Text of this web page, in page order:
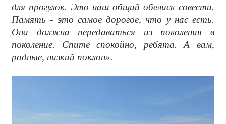
для прогулок. Это наш общий обелиск совести.
Память - это самое дорогое, что у нас есть.
Она должна передаваться из поколения в
поколение. Спите спокойно, ребята. А вам,
родные, низкий поклон».